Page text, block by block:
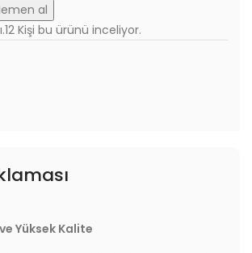
al
12 Kişi bu ürünü inceliyor.
Yüksek Kalite